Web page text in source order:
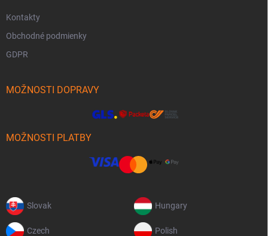
Kontakty
Obchodné podmienky
GDPR
MOŽNOSTI DOPRAVY
MOŽNOSTI PLATBY
Slovak Hungary
Czech Polish